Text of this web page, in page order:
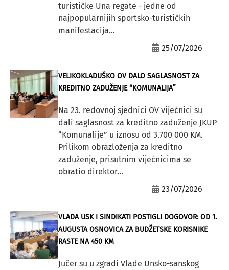
turističke Una regate - jedne od
najpopularnijih sportsko-turističkih
manifestacija...
25/07/2026
VELIKOKLADUŠKO OV DALO SAGLASNOST ZA
KREDITNO ZADUŽENJE “KOMUNALIJA”
Na 23. redovnoj sjednici OV vijećnici su
dali saglasnost za kreditno zaduženje JKUP
“Komunalije” u iznosu od 3.700 000 KM.
Prilikom obrazloženja za kreditno
zaduženje, prisutnim vijećnicima se
obratio direktor...
23/07/2026
VLADA USK I SINDIKATI POSTIGLI DOGOVOR: OD 1.
AUGUSTA OSNOVICA ZA BUDŽETSKE KORISNIKE
RASTE NA 450 KM
Jučer su u zgradi Vlade Unsko-sanskog